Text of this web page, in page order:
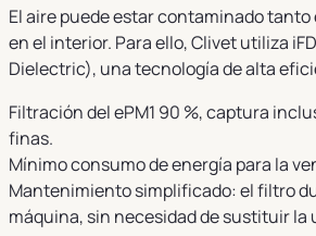
El aire puede estar contaminado
en el interior. Para ello, Clivet utiliza
Dielectric), una tecnología de alta
Filtración del ePM1 90 %, captura
finas.
Mínimo consumo de energía para la
Mantenimiento simplificado: el filtro
máquina, sin necesidad de sustituir la